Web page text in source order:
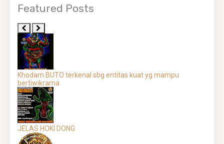
Featured Posts
Khodam BUTO terkenal sbg entitas kuat yg mampu
bertiwikrama
JELAS HOKI DONG